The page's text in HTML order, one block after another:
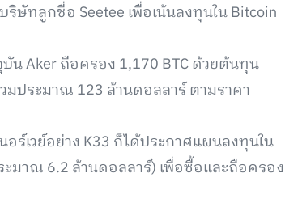
ษัทลูกชื่อ Seetee เพื่อเน้นลงทุนใน Bitcoin
น Aker ถือครอง 1,170 BTC ด้วยต้นทุน
ประมาณ 123 ล้านดอลลาร์ ตามราคา
เวย์อย่าง K33 ก็ได้ประกาศแผนลงทุนใน
มาณ 6.2 ล้านดอลลาร์) เพื่อซื้อและถือครอง